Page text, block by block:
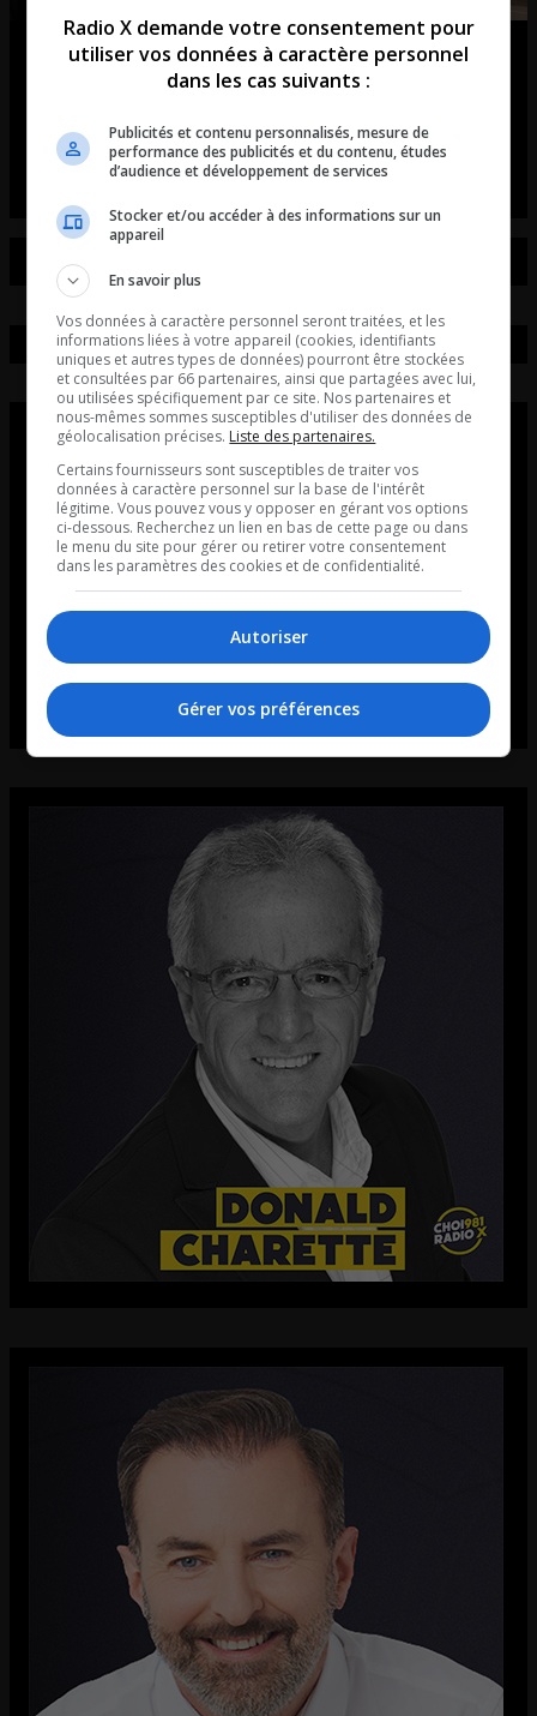
Pierre Couture: Enfin le marché
La chronique de Pierre Couture.
Radio X demande votre consentement pour
utiliser vos données à caractère personnel
dans les cas suivants :
Publicités et contenu personnalisés, mesure de
performance des publicités et du contenu, études
d’audience et développement de services
Stocker et/ou accéder à des informations sur un
appareil
En savoir plus
Vos données à caractère personnel seront traitées, et les
informations liées à votre appareil (cookies, identifiants
uniques et autres types de données) pourront être stockées
et consultées par 66 partenaires, ainsi que partagées avec lui,
ou utilisées spécifiquement par ce site. Nos partenaires et
nous-mêmes sommes susceptibles d'utiliser des données de
géolocalisation précises. Liste des partenaires.
Certains fournisseurs sont susceptibles de traiter vos
données à caractère personnel sur la base de l'intérêt
légitime. Vous pouvez vous y opposer en gérant vos options
ci-dessous. Recherchez un lien en bas de cette page ou dans
le menu du site pour gérer ou retirer votre consentement
dans les paramètres des cookies et de confidentialité.
Autoriser
Gérer vos préférences